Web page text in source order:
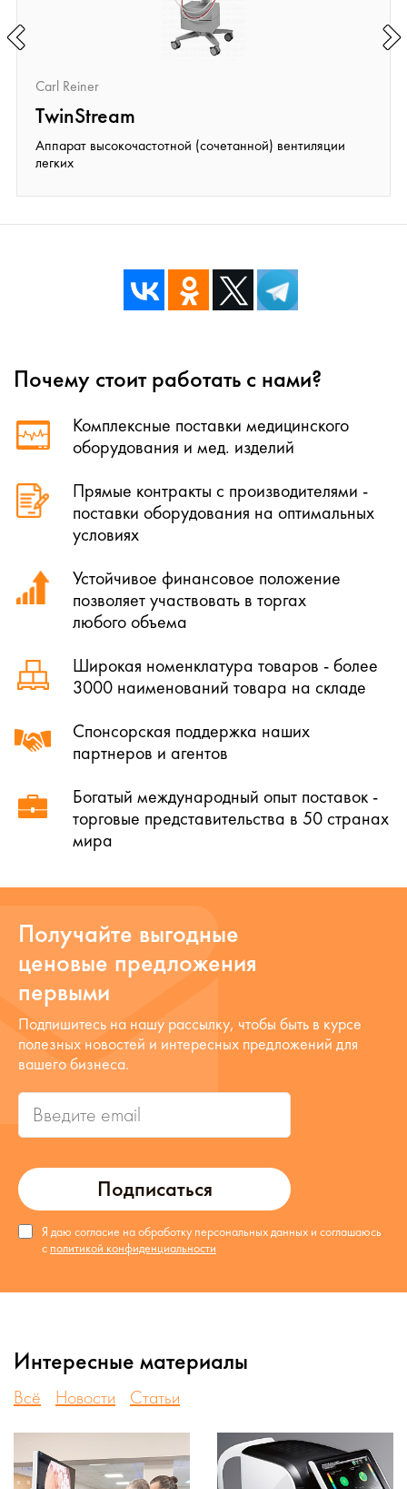
Carl Reiner
TwinStream
Аппарат высокочастотной (сочетанной) вентиляции
легких
Почему стоит работать с нами?
Комплексные поставки медицинского
оборудования и мед. изделий
Прямые контракты с производителями -
поставки оборудования на оптимальных
условиях
Устойчивое финансовое положение
позволяет участвовать в торгах
любого объема
Широкая номенклатура товаров - более
3000 наименований товара на складе
Спонсорская поддержка наших
партнеров и агентов
Богатый международный опыт поставок -
торговые представительства в 50 странах
мира
Получайте выгодные
ценовые предложения
первыми
Подписаться
Я даю согласие на обработку персональных данных и соглашаюсь
с политикой конфиденциальности
Подпишитесь на нашу рассылку, чтобы быть в курсе
полезных новостей и интересных предложений для
вашего бизнеса.
Интересные материалы
Всё Новости Статьи